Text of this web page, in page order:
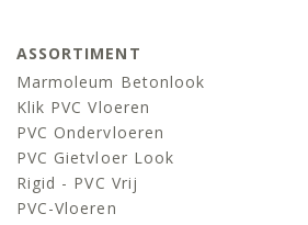
ASSORTIMENT
Marmoleum Betonlook
Klik PVC Vloeren
PVC Ondervloeren
PVC Gietvloer Look
Rigid - PVC Vrij
PVC-Vloeren